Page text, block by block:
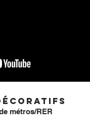
métros/RER